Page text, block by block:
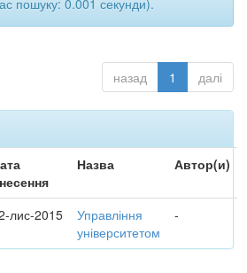
пошуку: 0.001 секунди).
назад 1 далі
Назва Автор(и)
лис-2015
Управління
університетом
-